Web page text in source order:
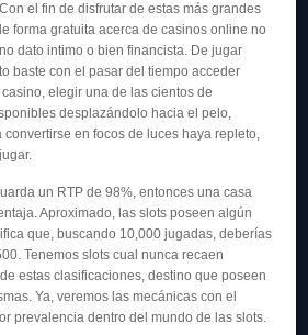
el fin de disfrutar de estas más grandes
forma gratuita acerca de casinos online no
dato intimo o bien financista. De jugar
baste con el pasar del tiempo acceder
elegir una de las cientos de
desplazándolo hacia el pelo,
en focos de luces haya repleto,
un RTP de 98%, entonces una casa
Aproximado, las slots poseen algún
que, buscando 10,000 jugadas, deberías
Tenemos slots cual nunca recaen
estas clasificaciones, destino que poseen
Ya, veremos las mecánicas con el
prevalencia dentro del mundo de las slots.